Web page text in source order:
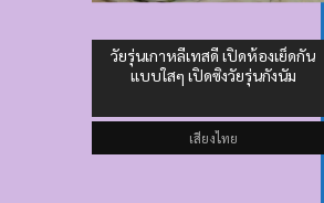
วัยรุ่นเกาหลีเทสดี เปิดห้องเย็ดกัน
แบบใสๆ เปิดซิงวัยรุ่นกังนัม
เสียงไทย